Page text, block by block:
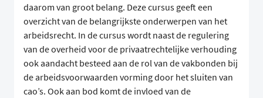
daarom van groot belang. Deze cursus geeft een
overzicht van de belangrijkste onderwerpen van het
arbeidsrecht. In de cursus wordt naast de regulering
van de overheid voor de privaatrechtelijke verhouding
ook aandacht besteed aan de rol van de vakbonden bij
de arbeidsvoorwaarden vorming door het sluiten van
cao’s. Ook aan bod komt de invloed van de